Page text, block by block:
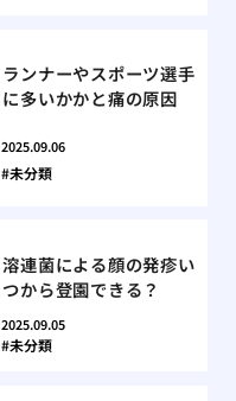
ランナーやスポーツ選手
に多いかかと痛の原因
2025.09.06
未分類
溶連菌による顔の発疹い
つから登園できる？
2025.09.05
未分類